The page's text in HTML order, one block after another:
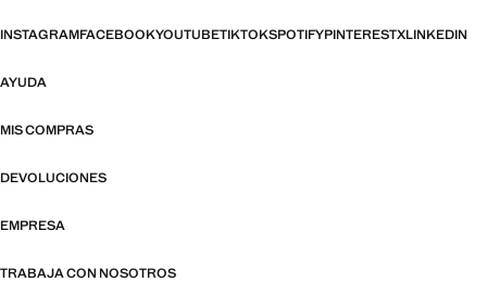
INSTAGRAMFACEBOOKYOUTUBETIKTOKSPOTIFYPINTERESTXLINKEDIN
AYUDA
MIS COMPRAS
DEVOLUCIONES
EMPRESA
TRABAJA CON NOSOTROS